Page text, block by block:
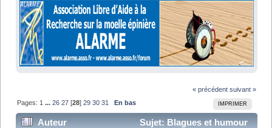
« précédent suivant »
IMPRIMER
Pages: 1 ...26 27 [28]29 30 31 En bas
Auteur
Sujet: Blagues et humour